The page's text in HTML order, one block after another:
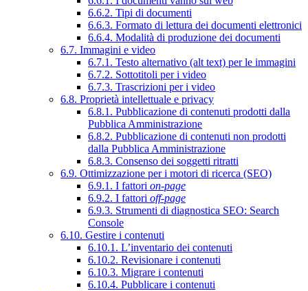
6.6.2. Tipi di documenti
6.6.3. Formato di lettura dei documenti elettronici
6.6.4. Modalità di produzione dei documenti
6.7. Immagini e video
6.7.1. Testo alternativo (alt text) per le immagini
6.7.2. Sottotitoli per i video
6.7.3. Trascrizioni per i video
6.8. Proprietà intellettuale e privacy
6.8.1. Pubblicazione di contenuti prodotti dalla
Pubblica Amministrazione
6.8.2. Pubblicazione di contenuti non prodotti
dalla Pubblica Amministrazione
6.8.3. Consenso dei soggetti ritratti
6.9. Ottimizzazione per i motori di ricerca (SEO)
6.9.1. I fattori on-page
6.9.2. I fattori off-page
6.9.3. Strumenti di diagnostica SEO: Search
Console
6.10. Gestire i contenuti
6.10.1. L’inventario dei contenuti
6.10.2. Revisionare i contenuti
6.10.3. Migrare i contenuti
6.10.4. Pubblicare i contenuti